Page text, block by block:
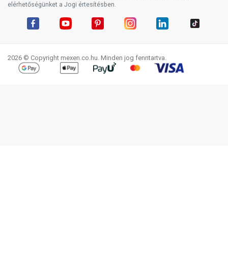
elérhetőségünket a Jogi értesítésben.
2026 © Copyright mexen.co.hu. Minden jog fenntartva.